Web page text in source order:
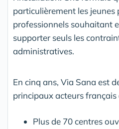
particulièrement les jeunes
professionnels souhaitant
supporter seuls les
administratives.
En cinq ans, Via Sana est
principaux acteurs français
Plus de 70 centres